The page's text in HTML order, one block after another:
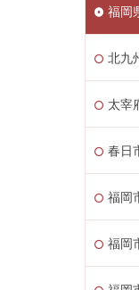
福岡
北九
太宰
春日
福岡
福岡